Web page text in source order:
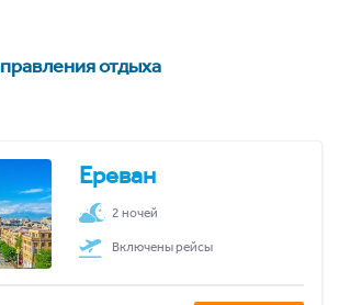
отдыха
Ереван
2 ночей
Включены рейсы